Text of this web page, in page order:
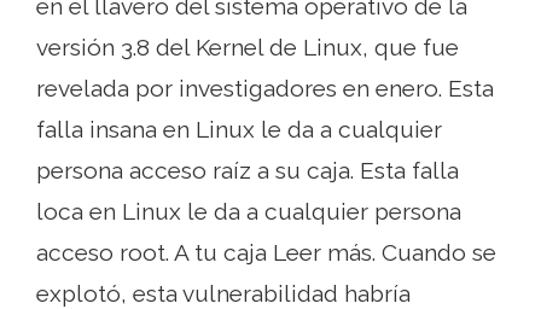
en el llavero del sistema operativo de la
versión 3.8 del Kernel de Linux, que fue
revelada por investigadores en enero. Esta
falla insana en Linux le da a cualquier
persona acceso raíz a su caja. Esta falla
loca en Linux le da a cualquier persona
acceso root. A tu caja Leer más. Cuando se
explotó, esta vulnerabilidad habría